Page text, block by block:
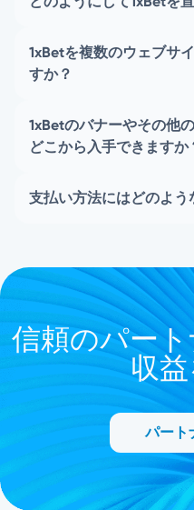
1xBetを複数のウェブサ
すか？
1xBetのバナーやその他
どこから入手できますか
支払い方法にはどのよう
信頼のパー
収
パート